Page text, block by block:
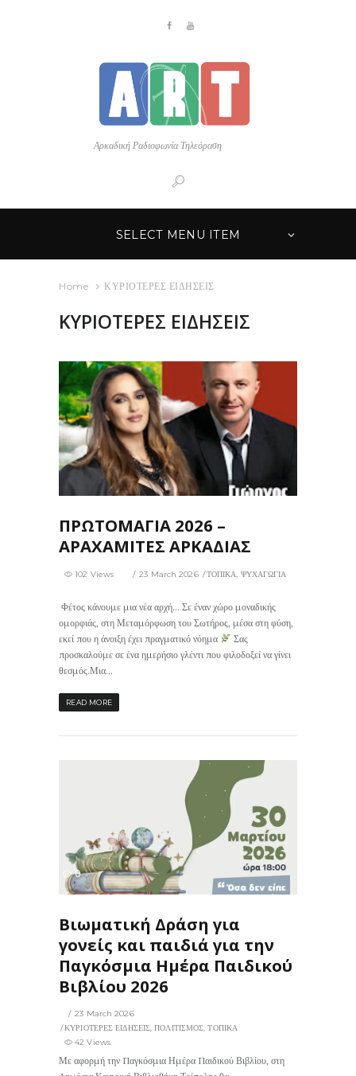
Αρκαδική Ραδιοφωνία Τηλεόραση
SELECT MENU ITEM
Home ΚΥΡΙΟΤΕΡΕΣ ΕΙΔΗΣΕΙΣ
ΚΥΡΙΟΤΕΡΕΣ ΕΙΔΗΣΕΙΣ
ΠΡΩΤΟΜΑΓΙΑ 2026 –
ΑΡΑΧΑΜΙΤΕΣ ΑΡΚΑΔΙΑΣ
23 March 2026 ΤΟΠΙΚΑ ΨΥΧΑΓΩΓΙΑ
102 Views
Φέτος κάνουμε μια νέα αρχή… Σε έναν χώρο μοναδικής
ομορφιάς, στη Μεταμόρφωση του Σωτήρος, μέσα στη φύση,
εκεί που η άνοιξη έχει πραγματικό νόημα
Σας
προσκαλούμε σε ένα ημερήσιο γλέντι που φιλοδοξεί να γίνει
θεσμός.Μια...
READ MORE
0
Βιωματική Δράση για
γονείς και παιδιά για την
Παγκόσμια Ημέρα Παιδικού
Βιβλίου 2026
23 March 2026
ΚΥΡΙΟΤΕΡΕΣ ΕΙΔΗΣΕΙΣ,ΠΟΛΙΤΙΣΜΟΣ,ΤΟΠΙΚΑ
42 Views
Με αφορμή την Παγκόσμια Ημέρα Παιδικού Βιβλίου, στη